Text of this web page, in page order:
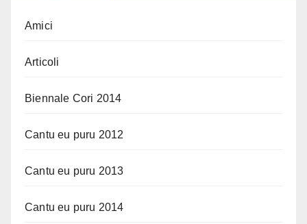
Amici
Articoli
Biennale Cori 2014
Cantu eu puru 2012
Cantu eu puru 2013
Cantu eu puru 2014